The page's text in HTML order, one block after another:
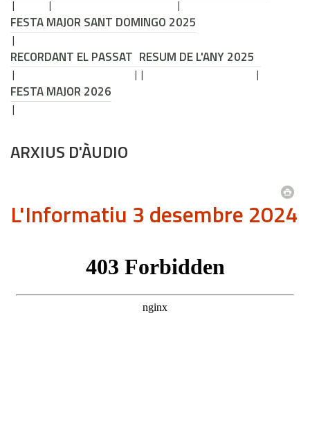
FESTA MAJOR SANT DOMINGO 2025
RECORDANT EL PASSAT RESUM DE L'ANY 2025
FESTA MAJOR 2026
ARXIUS D'ÀUDIO
L'Informatiu 3 desembre 2024